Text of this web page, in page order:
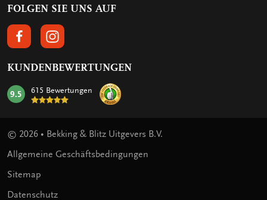
FOLGEN SIE UNS AUF
FOLGEN SIE UNS AUF FACEBOOK
FOLGEN SIE UNS AUF INSTAGRAM
KUNDENBEWERTUNGEN
mark:
9.5 615 Bewertungen
© 2026 • Bekking & Blitz Uitgevers B.V.
Allgemeine Geschäftsbedingungen
Sitemap
Datenschutz